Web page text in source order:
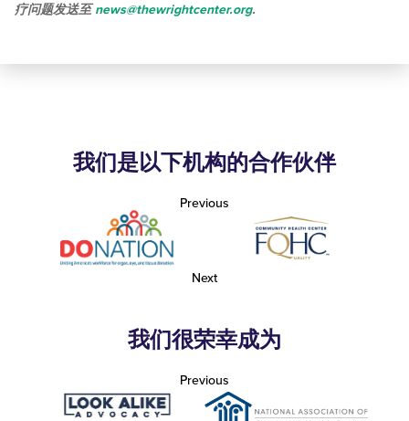
疗问题发送至news@thewrightcenter.org.
我们是以下机构的合作伙伴
Previous
Next
我们很荣幸成为
Previous